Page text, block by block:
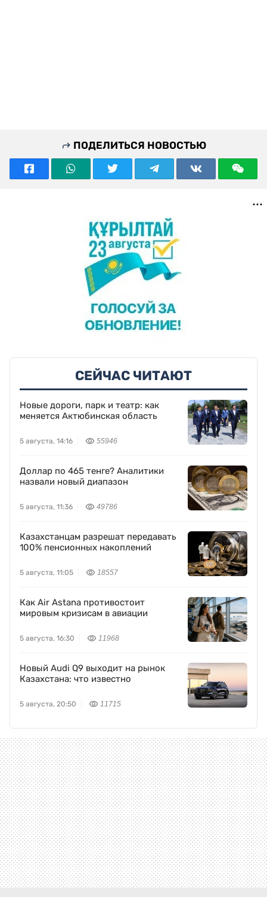
ПОДЕЛИТЬСЯ НОВОСТЬЮ
СЕЙЧАС ЧИТАЮТ
Новые дороги, парк и театр: как
меняется Актюбинская область
5 августа, 14:16 55946
Доллар по 465 тенге? Аналитики
назвали новый диапазон
5 августа, 11:36 49786
Казахстанцам разрешат передавать
100% пенсионных накоплений
5 августа, 11:05 18557
Как Air Astana противостоит
мировым кризисам в авиации
5 августа, 16:30 11968
Новый Audi Q9 выходит на рынок
Казахстана: что известно
5 августа, 20:50 11715